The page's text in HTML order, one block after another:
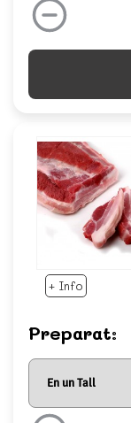
+ Info
Preparat: